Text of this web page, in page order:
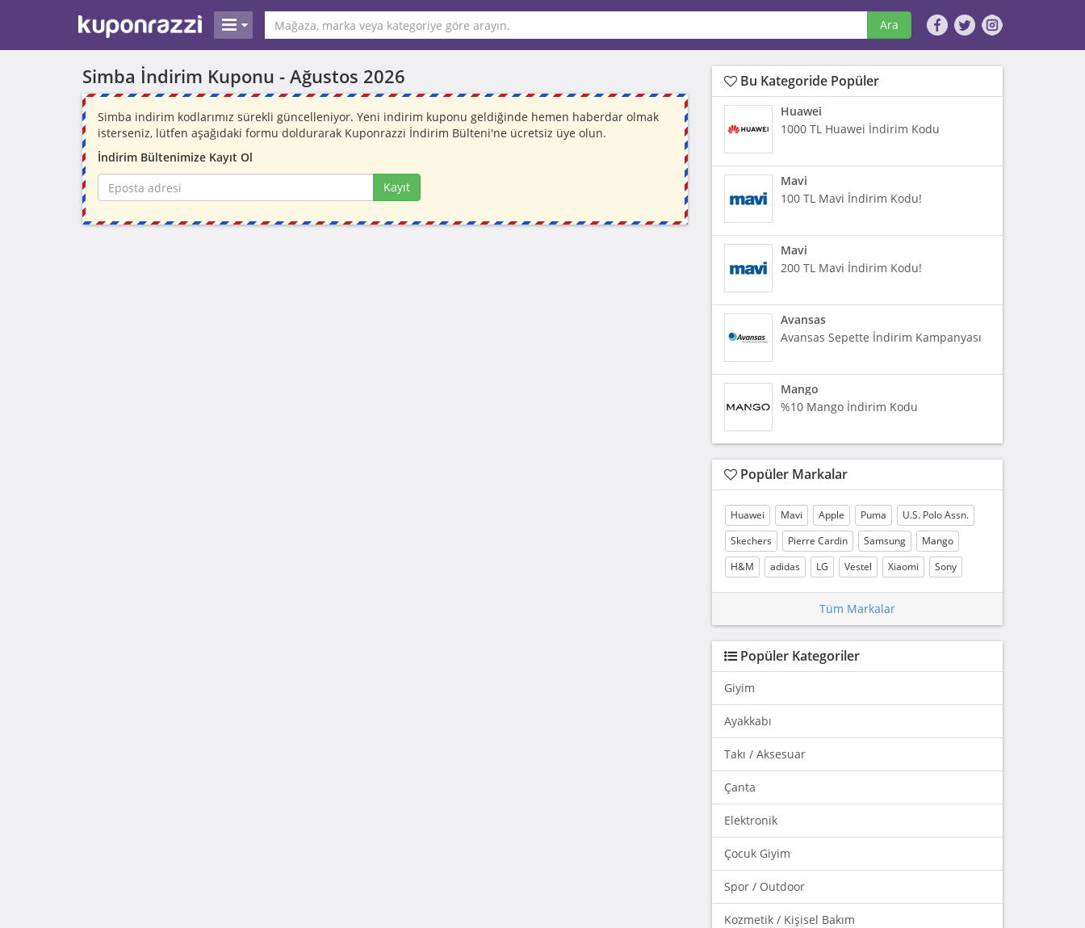
Ara
Simba İndirim Kuponu - Ağustos 2026
Simba indirim kodlarımız sürekli güncelleniyor. Yeni indirim kuponu geldiğinde hemen haberdar olmak
isterseniz, lütfen aşağıdaki formu doldurarak Kuponrazzi İndirim Bülteni'ne ücretsiz üye olun.
İndirim Bültenimize Kayıt Ol
Kayıt
Bu Kategoride Popüler
Huawei
1000 TL Huawei İndirim Kodu
Mavi
100 TL Mavi İndirim Kodu!
Mavi
200 TL Mavi İndirim Kodu!
Avansas
Avansas Sepette İndirim Kampanyası
Mango
%10 Mango İndirim Kodu
Popüler Markalar
Huawei Mavi Apple Puma
U.S. Polo Assn.
Skechers
Pierre Cardin Samsung
Mango
H&M
adidas LG Vestel Xiaomi Sony
Tüm Markalar
Popüler Kategoriler
Giyim
Ayakkabı
Takı / Aksesuar
Çanta
Elektronik
Çocuk Giyim
Spor / Outdoor
Kozmetik / Kişisel Bakım